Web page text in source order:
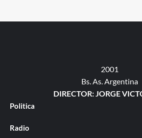
2001
Bs. As. Argentina
DIRECTOR: JORGE
Politica
Radio